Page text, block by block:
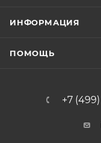
ИНФОРМАЦИЯ
ПОМОЩЬ
+7 (499)